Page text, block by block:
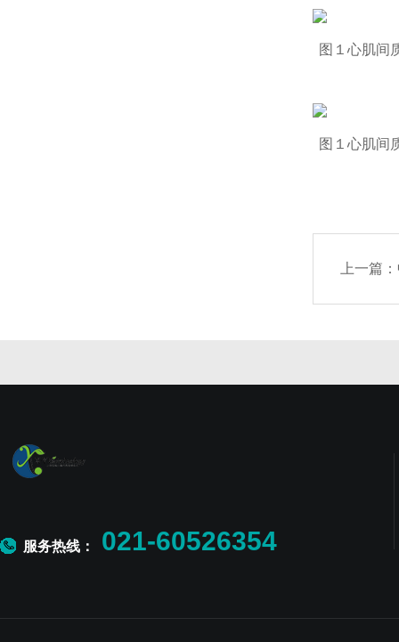
图１心肌间
图１心肌间
上一篇：
服务热线： 021-60526354